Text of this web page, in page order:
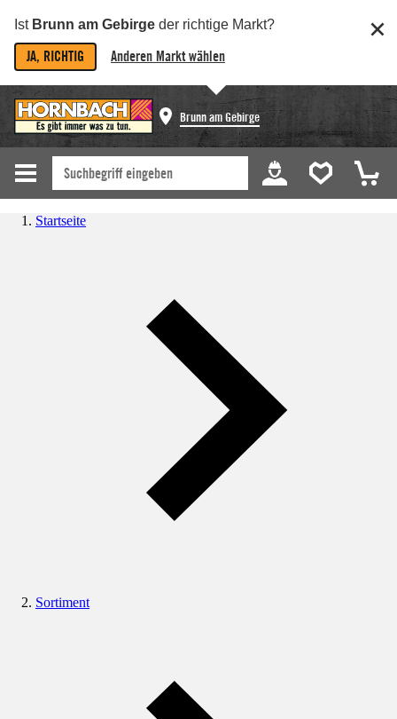
Ist Brunn am Gebirge der richtige Markt?
JA, RICHTIG Anderen Markt wählen
Brunn am Gebirge
Startseite
Sortiment